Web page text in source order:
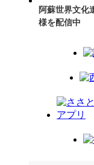
阿蘇世界文
様を配信中